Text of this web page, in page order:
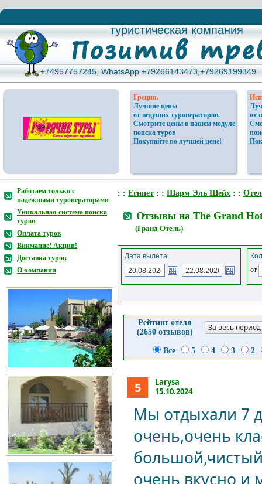
туристическая компания
туристическая компания
+74957757245, WhatsApp +79266143473,+79269199349
+74957757245, WhatsApp +79266143473,+79269199349
Греция.
Лучшие цены
от ведущих туроператоров.
Смотрите цены в нашем модуле
поиска туров
Покупайте по лучшей цене!
от
Работаем только с
надежными туроператорами
Уникальная система поиска
туров
Оплата туров
Внимание! Акции!
Доставка туров
О компании
: : Египет : : Шарм Эль Шейх : :
Отзывы на The Grand
(Гранд Отель)
Дата вылета:
от
Рейтинг отеля
(2650 отзывов)
За весь период
Все 5 4 3 2
5
Larysa
15.10.2024
Мы отдыхали 7
очень,очень
очень вкусно и